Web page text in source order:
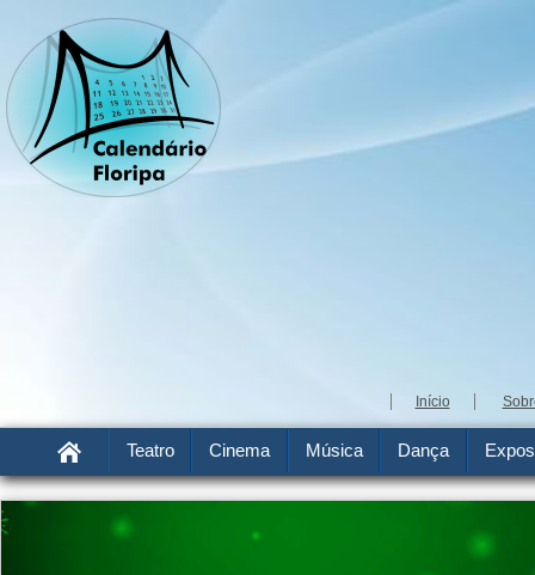
Início
Teatro Cinema Música Dança